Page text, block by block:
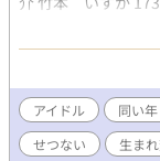
で（やや青みがか
性格。 メンタルが
識ある付き合いを
う日々。 松原 若
ー。 事務所の所属
との間を行ったり
いるので、その前
アイドル 同い年
せつない
生ま